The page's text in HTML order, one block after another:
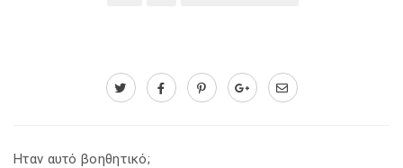
Ηταν αυτό βοηθητικό;